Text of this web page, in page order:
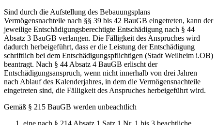
Sind durch die Aufstellung des Bebauungsplans
Vermögensnachteile nach §§ 39 bis 42 BauGB eingetreten, kann der
jeweilige Entschädigungsberechtigte Entschädigung nach § 44
Absatz 3 BauGB verlangen. Die Fälligkeit des Anspruches wird
dadurch herbeigeführt, dass er die Leistung der Entschädigung
schriftlich bei dem Entschädigungspflichtigen (Stadt Weilheim i.OB)
beantragt. Nach § 44 Absatz 4 BauGB erlischt der
Entschädigungsanspruch, wenn nicht innerhalb von drei Jahren
nach Ablauf des Kalenderjahres, in dem die Vermögensnachteile
eingetreten sind, die Fälligkeit des Anspruches herbeigeführt wird.
Gemäß § 215 BauGB werden unbeachtlich
eine nach § 214 Absatz 1 Satz 1 Nr. 1 bis 3 beachtliche